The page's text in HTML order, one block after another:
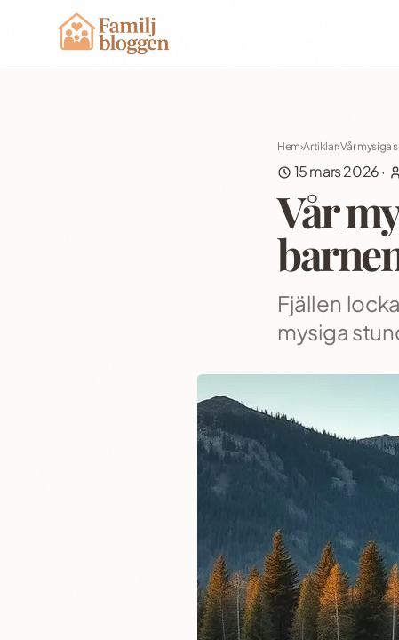
Hem›Artiklar›Vår mysiga
15 mars 2026·
Vår
Fjällen
mysiga